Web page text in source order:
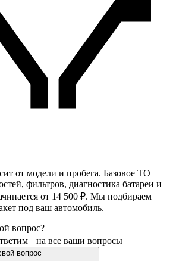
от модели и пробега. Базовое ТО
фильтров, диагностика батареи и
от 14 500 ₽. Мы подбираем
под ваш автомобиль.
вопрос?
на все ваши вопросы
вопрос